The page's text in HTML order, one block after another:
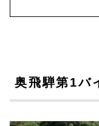
奥飛騨第1バ